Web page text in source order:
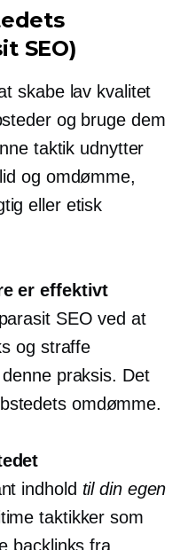
SEO)
skabe lav kvalitet
og bruge dem
taktik udnytter
og omdømme,
eller etisk
er effektivt
SEO ved at
og straffe
praksis. Det
omdømme.
indhold til din egen
taktikker som
backlinks fra